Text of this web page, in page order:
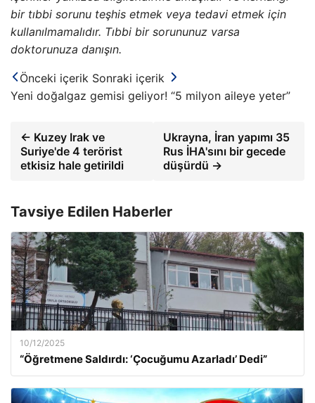
bir tıbbi sorunu teşhis etmek veya tedavi etmek için
kullanılmamalıdır. Tıbbi bir sorununuz varsa
doktorunuza danışın.
Önceki içerik Sonraki içerik
Yeni doğalgaz gemisi geliyor! “5 milyon aileye yeter”
← Kuzey Irak ve
Suriye'de 4 terörist
etkisiz hale getirildi
Ukrayna, İran yapımı 35
Rus İHA'sını bir gecede
düşürdü →
Tavsiye Edilen Haberler
10/12/2025
“Öğretmene Saldırdı: ‘Çocuğumu Azarladı’ Dedi”